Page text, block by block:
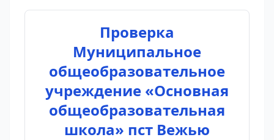
Проверка
Муниципальное
общеобразовательное
учреждение «Основная
общеобразовательная
школа» пст Вежью